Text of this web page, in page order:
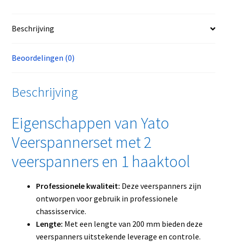
Beschrijving
Beoordelingen (0)
Beschrijving
Eigenschappen van Yato
Veerspannerset met 2
veerspanners en 1 haaktool
Professionele kwaliteit: Deze veerspanners zijn
ontworpen voor gebruik in professionele
chassisservice.
Lengte: Met een lengte van 200 mm bieden deze
veerspanners uitstekende leverage en controle.